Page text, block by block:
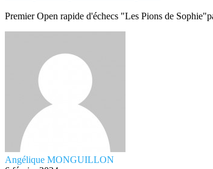
Premier Open rapide d'échecs "Les Pions de
Angélique MONGUILLON